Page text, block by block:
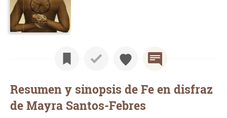
Resumen y sinopsis de Fe en disfraz
de Mayra Santos-Febres